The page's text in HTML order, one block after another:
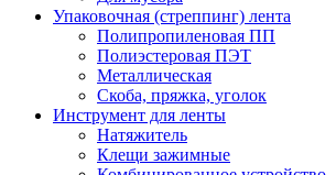
Упаковочная (стреппинг) лента
Полипропиленовая ПП
Полиэстеровая ПЭТ
Металлическая
Скоба, пряжка, уголок
Инструмент для ленты
Натяжитель
Клещи зажимные